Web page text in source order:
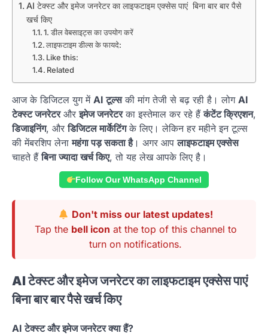
AI टेक्स्ट और इमेज जनरेटर का लाइफटाइम एक्सेस पाएं बिना बार बार पैसे
खर्च किए
1. डील वेबसाइट्स का उपयोग करें
लाइफटाइम डील्स के फायदे:
Like this:
Related
आज के डिजिटल युग में AI टूल्सकी मांग तेजी से बढ़ रही है। लोग AI
टेक्स्ट जनरेटरऔरइमेज जनरेटरका इस्तेमाल कर रहे हैंकंटेंट क्रिएशन,
डिजाइनिंग, औरडिजिटल मार्केटिंगके लिए। लेकिन हर महीने इन टूल्स
की मेंबरशिप लेनामहंगा पड़ सकता है। अगर आपलाइफटाइम एक्सेस
चाहते हैंबिना ज्यादा खर्च किए, तो यह लेख आपके लिए है।
Follow Our WhatsApp Channel
Don't miss our latest updates!
Tap the bell icon at the top of this channel to
turn on notifications.
AI टेक्स्ट और इमेज जनरेटर का लाइफटाइम एक्सेस पाएं
बिना बार बार पैसे खर्च किए
AI टेक्स्ट और इमेज जनरेटर क्या हैं?